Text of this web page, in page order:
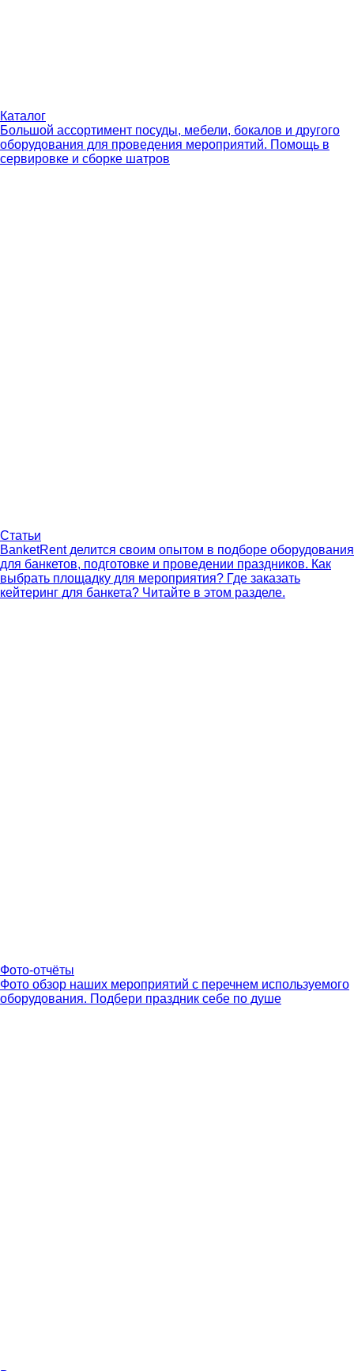
Каталог
Большой ассортимент посуды, мебели, бокалов и другого
оборудования для проведения мероприятий. Помощь в
сервировке и сборке шатров
Статьи
BanketRent делится своим опытом в подборе оборудования
для банкетов, подготовке и проведении праздников. Как
выбрать площадку для мероприятия? Где заказать
кейтеринг для банкета? Читайте в этом разделе.
Фото-отчёты
Фото обзор наших мероприятий с перечнем используемого
оборудования. Подбери праздник себе по душе